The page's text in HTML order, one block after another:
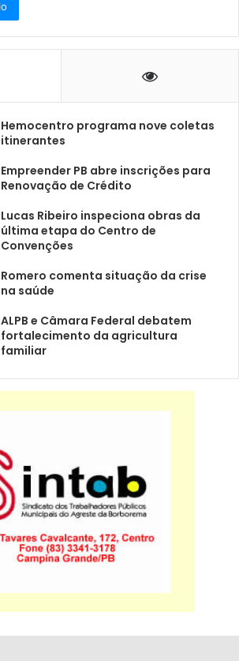
Hemocentro programa nove coletas
itinerantes
Empreender PB abre inscrições para
Renovação de Crédito
Lucas Ribeiro inspeciona obras da
última etapa do Centro de
Convenções
Romero comenta situação da crise
na saúde
ALPB e Câmara Federal debatem
fortalecimento da agricultura
familiar